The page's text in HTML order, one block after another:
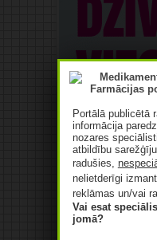
Portālā publicētā
informācija
nozares
atbildību
radušies,
nelietderīgi
reklāmas un/vai
Vai esat
jomā?